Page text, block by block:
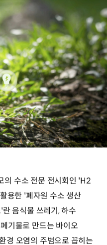
의 수소 전문 전시회인 'H2
용한 '폐자원 수소 생산
음식물 쓰레기, 하수
기물로 만드는 바이오
경 오염의 주범으로 꼽히는